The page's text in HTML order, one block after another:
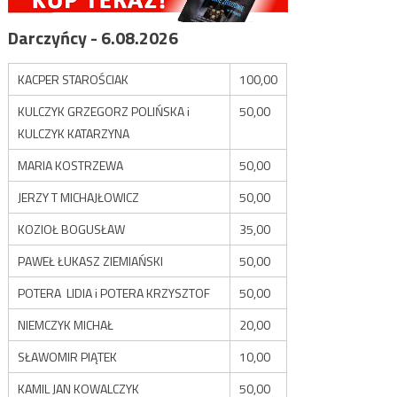
Darczyńcy - 6.08.2026
KACPER STAROŚCIAK
100,00
KULCZYK GRZEGORZ POLIŃSKA i
KULCZYK KATARZYNA
50,00
MARIA KOSTRZEWA
50,00
JERZY T MICHAJŁOWICZ
50,00
KOZIOŁ BOGUSŁAW
35,00
PAWEŁ ŁUKASZ ZIEMIAŃSKI
50,00
POTERA LIDIA i POTERA KRZYSZTOF
50,00
NIEMCZYK MICHAŁ
20,00
SŁAWOMIR PIĄTEK
10,00
KAMIL JAN KOWALCZYK
50,00